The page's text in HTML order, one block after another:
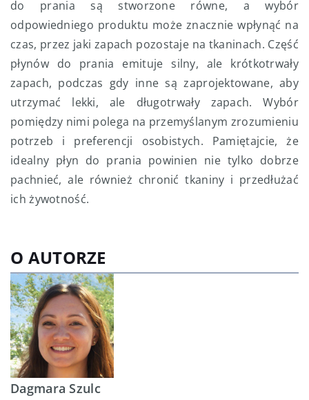
do prania są stworzone równe, a wybór
odpowiedniego produktu może znacznie wpłynąć na
czas, przez jaki zapach pozostaje na tkaninach. Część
płynów do prania emituje silny, ale krótkotrwały
zapach, podczas gdy inne są zaprojektowane, aby
utrzymać lekki, ale długotrwały zapach. Wybór
pomiędzy nimi polega na przemyślanym zrozumieniu
potrzeb i preferencji osobistych. Pamiętajcie, że
idealny płyn do prania powinien nie tylko dobrze
pachnieć, ale również chronić tkaniny i przedłużać
ich żywotność.
O AUTORZE
Dagmara Szulc